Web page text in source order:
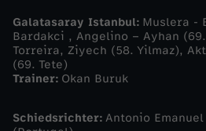
a
l
a
Galatasaray Istanbul: Muslera -
Bardakci , Angelino – Ayhan
Torreira, Ziyech (58. Yilmaz),
(69. Tete)
Trainer: Okan Buruk
Schiedsrichter: Antonio